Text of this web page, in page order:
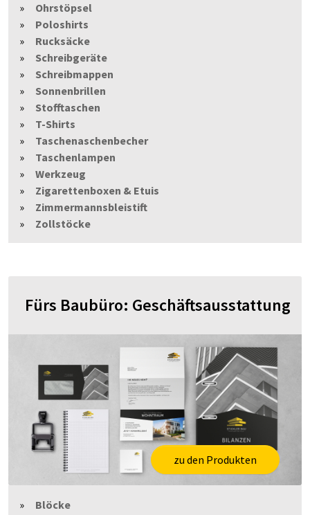
Ohrstöpsel
Poloshirts
Rucksäcke
Schreibgeräte
Schreibmappen
Sonnenbrillen
Stofftaschen
T-Shirts
Taschenaschenbecher
Taschenlampen
Werkzeug
Zigarettenboxen & Etuis
Zimmermannsbleistift
Zollstöcke
Fürs Baubüro: Geschäftsausstattung
zu den Produkten
Blöcke